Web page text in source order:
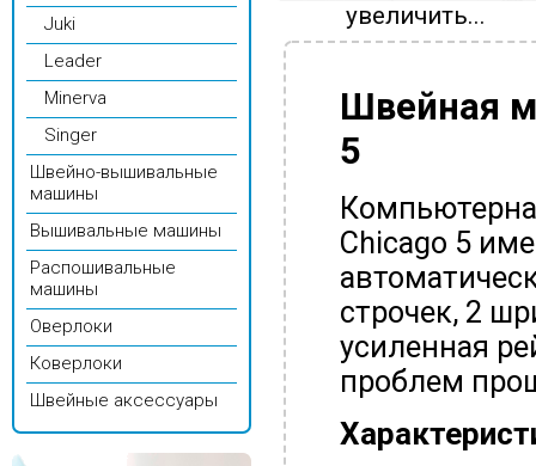
Juki
Leader
Minerva
Singer
Швейно-вышивальные
машины
Вышивальные машины
Распошивальные
машины
Оверлоки
Коверлоки
Швейные аксессуары
увеличить...
Швейная
5
Chicago 5
строчек, 2
усиленная
проблем